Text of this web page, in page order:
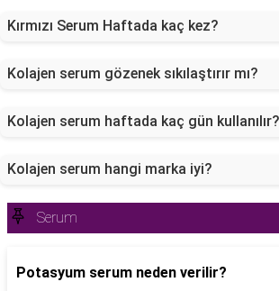
Kırmızı Serum Haftada kaç kez?
Kolajen serum gözenek sıkılaştırır mı?
Kolajen serum haftada kaç gün kullanılır?
Kolajen serum hangi marka iyi?
Serum
Potasyum serum neden verilir?